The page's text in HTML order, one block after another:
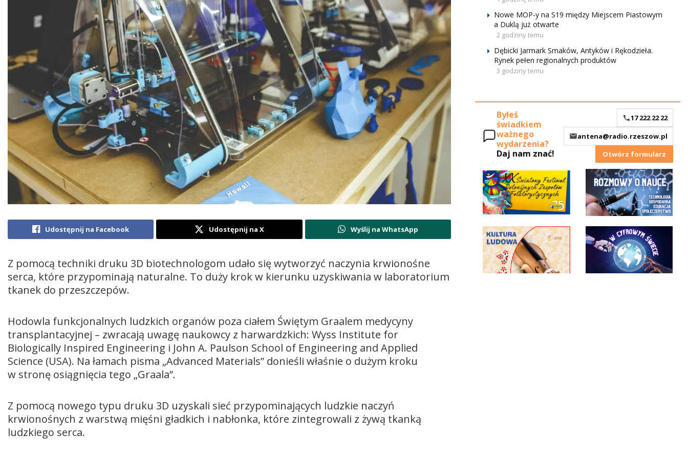
Udostępnij na Facebook Udostępnij na X Wyślij na WhatsApp
Z pomocą techniki druku 3D biotechnologom udało się wytworzyć naczynia krwionośne
serca, które przypominają naturalne. To duży krok w kierunku uzyskiwania w laboratorium
tkanek do przeszczepów.
Hodowla funkcjonalnych ludzkich organów poza ciałem Świętym Graalem medycyny
transplantacyjnej – zwracają uwagę naukowcy z harwardzkich: Wyss Institute for
Biologically Inspired Engineering i John A. Paulson School of Engineering and Applied
Science (USA). Na łamach pisma „Advanced Materials” donieśli właśnie o dużym kroku
w stronę osiągnięcia tego „Graala”.
Z pomocą nowego typu druku 3D uzyskali sieć przypominających ludzkie naczyń
krwionośnych z warstwą mięśni gładkich i nabłonka, które zintegrowali z żywą tkanką
ludzkiego serca.
Nowe MOP-y na S19 między Miejscem Piastowym
a Duklą już otwarte
2 godziny temu
Dębicki Jarmark Smaków, Antyków i Rękodzieła.
Rynek pełen regionalnych produktów
3 godziny temu
Byłeś
świadkiem
ważnego
wydarzenia?
Daj nam znać!
17 222 22 22
antena@radio.rzeszow.pl
Otwórz formularz